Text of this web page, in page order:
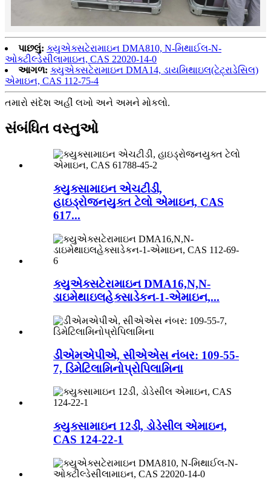
પાછલું: ક્યુએક્સટેરામાઇન DMA810, N-મિથાઈલ-N-
ઓક્ટીલ્ડેસીલામાઇન, CAS 22020-14-0
આગળ: ક્યુએક્સટેરામાઇન DMA14, ડાયમિથાઇલ(ટેટ્રાડેસિલ)
એમાઇન, CAS 112-75-4
તમારો સંદેશ અહીં લખો અને અમને મોકલો.
સંબંધિત વસ્તુઓ
ક્યુક્સામાઇન એચટીડી,
હાઇડ્રોજનયુક્ત ટેલો એમાઇન, CAS
617...
ક્યુએક્સટેરામાઇન DMA16,N,N-
ડાઇમેથાઇલહેક્સાડેકન-1-એમાઇન,...
ડીએમએપીએ, સીએએસ નંબર: 109-55-
7, ડિમેટિલામિનોપ્રોપિલામિના
ક્યુક્સામાઇન 12ડી, ડોડેસીલ એમાઇન,
CAS 124-22-1